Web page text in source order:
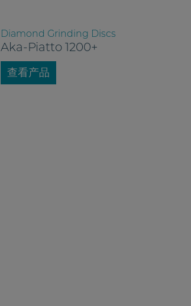
Diamond Grinding Discs
Aka-Piatto 1200+
查看产品